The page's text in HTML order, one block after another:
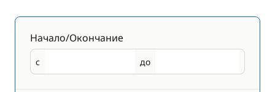
Начало/Окончание
с
Начало до
Окончание